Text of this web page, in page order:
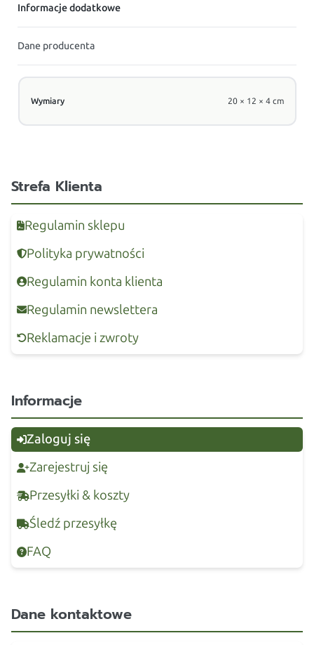
Informacje dodatkowe
Dane producenta
Wymiary 20 × 12 × 4 cm
Strefa Klienta
Regulamin sklepu
Polityka prywatności
Regulamin konta klienta
Regulamin newslettera
Reklamacje i zwroty
Informacje
Zaloguj się
Zarejestruj się
Przesyłki & koszty
Śledź przesyłkę
FAQ
Dane kontaktowe